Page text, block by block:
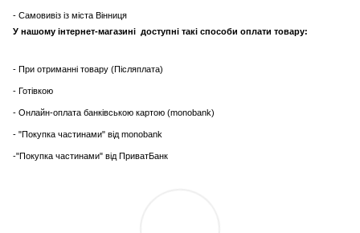
- Самовивіз із міста Вінниця
У нашому інтернет-магазині доступні такі способи оплати товару:
- При отриманні товару (Післяплата)
- Готівкою
- Онлайн-оплата банківською картою (monobank)
- "Покупка частинами" від monobank
-"Покупка частинами" від ПриватБанк